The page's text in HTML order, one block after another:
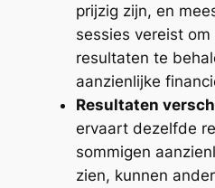
prijzig zijn, en
sessies vereist
resultaten te
aanzienlijke
Resultaten
ervaart dezelfde
sommigen
zien, kunnen